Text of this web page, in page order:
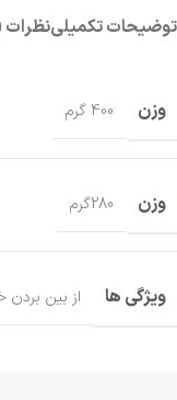
توضیحات تکمیلینظرات
وزن 400 گرم
وزن 280گرم
ویژگی ها از بین